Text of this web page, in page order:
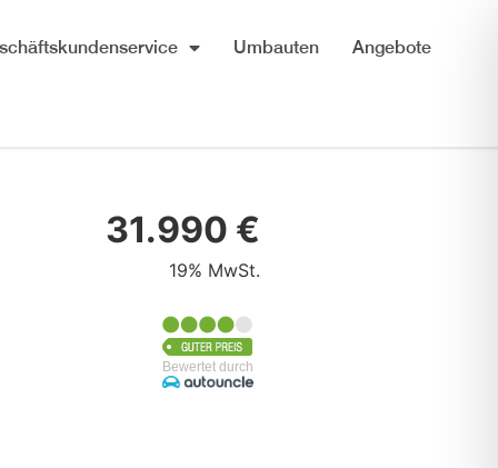
Umbauten Angebote
31.990 €
19% MwSt.